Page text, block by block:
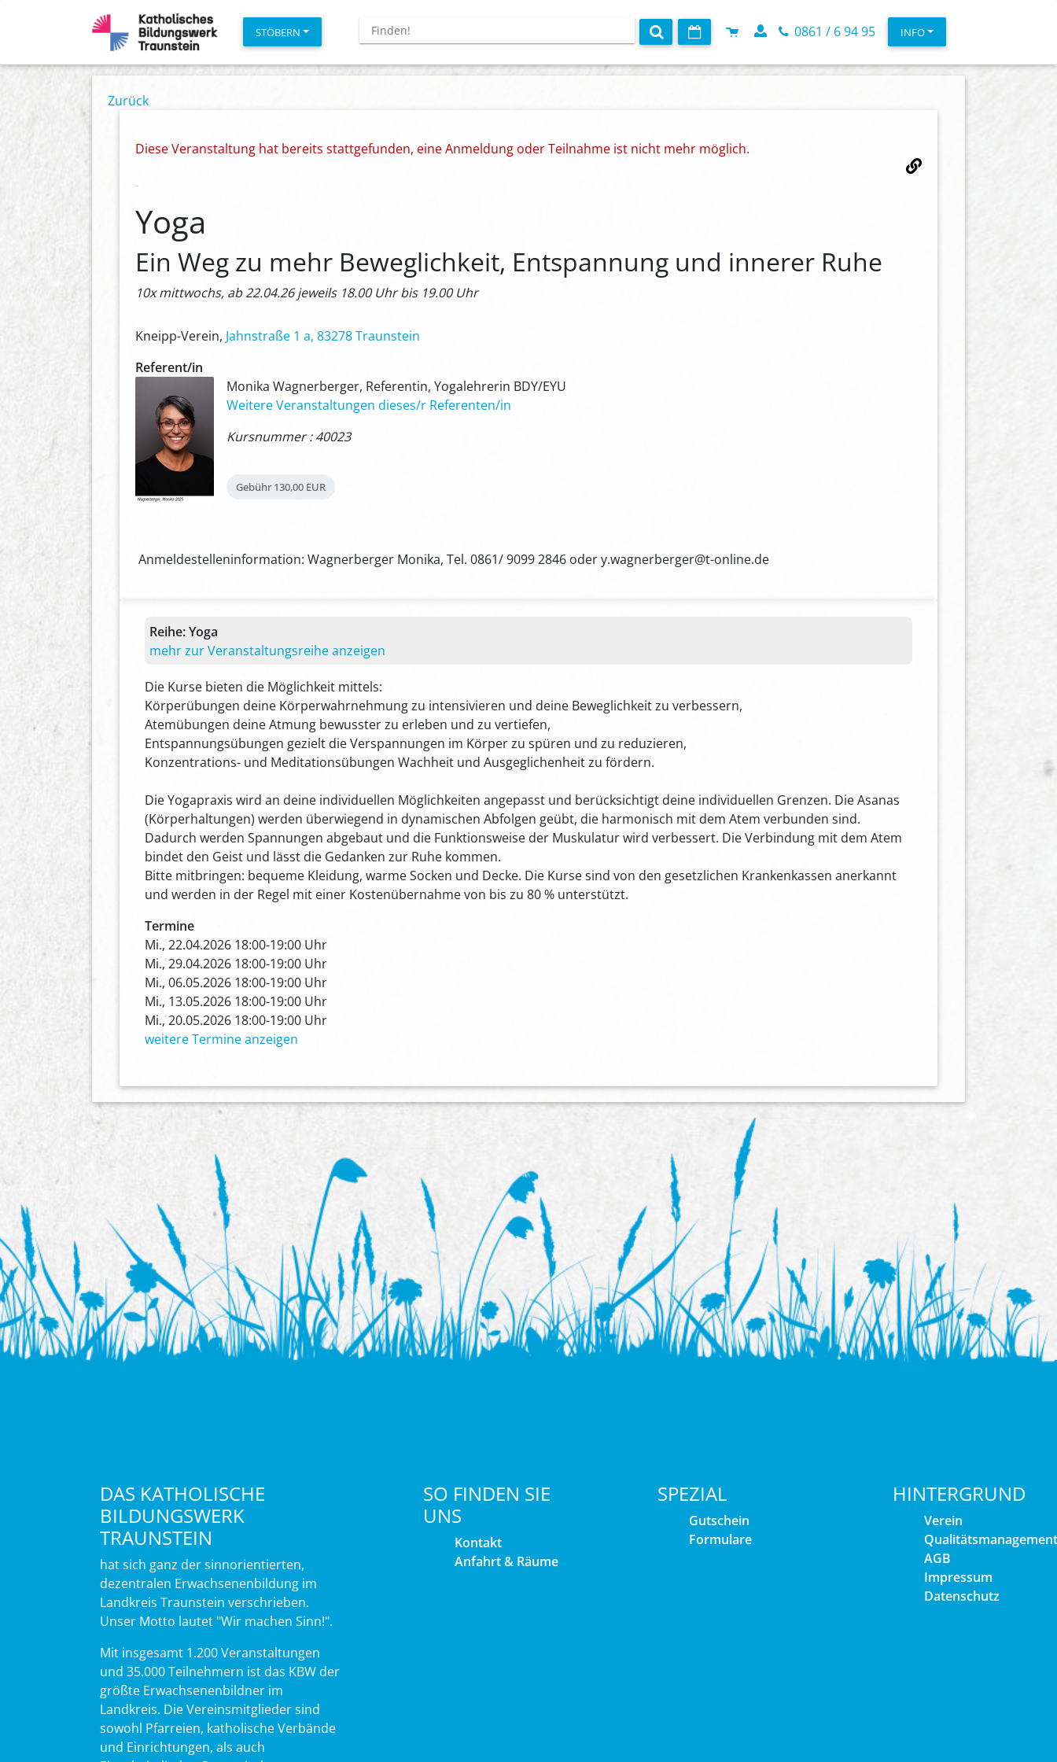
STÖBERN 0861 / 6 94 95 INFO
Zurück
Diese Veranstaltung hat bereits stattgefunden, eine Anmeldung oder Teilnahme ist nicht mehr möglich.
Yoga
Ein Weg zu mehr Beweglichkeit, Entspannung und innerer Ruhe
10x mittwochs, ab 22.04.26 jeweils 18.00 Uhr bis 19.00 Uhr
Kneipp-Verein, Jahnstraße 1 a, 83278 Traunstein
Referent/in
Monika Wagnerberger, Referentin, Yogalehrerin BDY/EYU
Weitere Veranstaltungen dieses/r Referenten/in
Kursnummer : 40023
Gebühr 130,00 EUR
Anmeldestelleninformation: Wagnerberger Monika, Tel. 0861/ 9099 2846 oder y.wagnerberger@t-online.de
Reihe:Yoga
mehr zur Veranstaltungsreihe anzeigen
Die Kurse bieten die Möglichkeit mittels:
Körperübungen deine Körperwahrnehmung zu intensivieren und deine Beweglichkeit zu verbessern,
Atemübungen deine Atmung bewusster zu erleben und zu vertiefen,
Entspannungsübungen gezielt die Verspannungen im Körper zu spüren und zu reduzieren,
Konzentrations- und Meditationsübungen Wachheit und Ausgeglichenheit zu fördern.
Die Yogapraxis wird an deine individuellen Möglichkeiten angepasst und berücksichtigt deine individuellen Grenzen. Die Asanas
(Körperhaltungen) werden überwiegend in dynamischen Abfolgen geübt, die harmonisch mit dem Atem verbunden sind.
Dadurch werden Spannungen abgebaut und die Funktionsweise der Muskulatur wird verbessert. Die Verbindung mit dem Atem
bindet den Geist und lässt die Gedanken zur Ruhe kommen.
Bitte mitbringen: bequeme Kleidung, warme Socken und Decke. Die Kurse sind von den gesetzlichen Krankenkassen anerkannt
und werden in der Regel mit einer Kostenübernahme von bis zu 80 % unterstützt.
Termine
Mi., 22.04.2026 18:00-19:00 Uhr
Mi., 29.04.2026 18:00-19:00 Uhr
Mi., 06.05.2026 18:00-19:00 Uhr
Mi., 13.05.2026 18:00-19:00 Uhr
Mi., 20.05.2026 18:00-19:00 Uhr
weitere Termine anzeigen
DAS KATHOLISCHE
BILDUNGSWERK
TRAUNSTEIN
hat sich ganz der sinnorientierten,
dezentralen Erwachsenenbildung im
Landkreis Traunstein verschrieben.
Unser Motto lautet "Wir machen Sinn!".
Mit insgesamt 1.200 Veranstaltungen
und 35.000 Teilnehmern ist das KBW der
größte Erwachsenenbildner im
Landkreis. Die Vereinsmitglieder sind
sowohl Pfarreien, katholische Verbände
und Einrichtungen, als auch
SO FINDEN SIE
UNS
Kontakt
Anfahrt & Räume
SPEZIAL
Gutschein
Formulare
HINTERGRUND
Verein
Qualitätsmanagement
AGB
Impressum
Datenschutz